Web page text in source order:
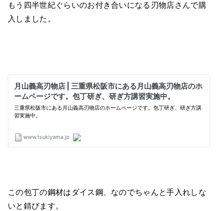
もう四半世紀ぐらいのお付き合いになる刃物店さんで購
入しました。
この包丁の鋼材はダイス鋼、なのでちゃんと手入れしな
いと錆びます。